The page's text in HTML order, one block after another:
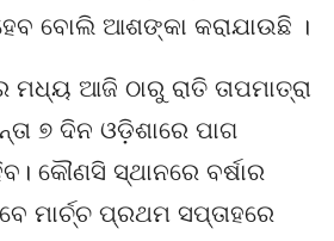
ବୋଲି ଆଶଙ୍କା କରାଯାଉଛି ।
ଆଜି ଠାରୁ ରାତି ତାପମାତ୍ରା
୭ ଦିନ ଓଡ଼ିଶାରେ ପାଗ
କୌଣସି ସ୍ଥାନରେ ବର୍ଷାର
ମାର୍ଚ୍ଚ ପ୍ରଥମ ସପ୍ତାହରେ